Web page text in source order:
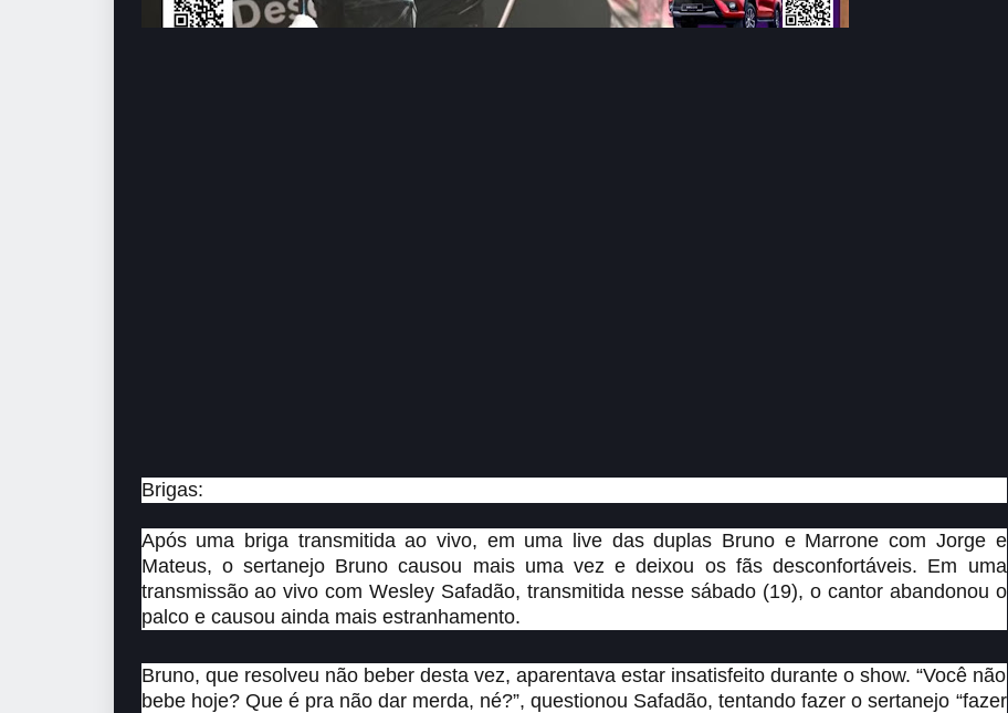
Brigas:
Após uma briga transmitida ao vivo, em uma live das duplas Bruno e Marrone com Jorge e
Mateus, o sertanejo Bruno causou mais uma vez e deixou os fãs desconfortáveis. Em uma
transmissão ao vivo com Wesley Safadão, transmitida nesse sábado (19), o cantor abandonou o
palco e causou ainda mais estranhamento.
Bruno, que resolveu não beber desta vez, aparentava estar insatisfeito durante o show. “Você não
bebe hoje? Que é pra não dar merda, né?”, questionou Safadão, tentando fazer o sertanejo “fazer